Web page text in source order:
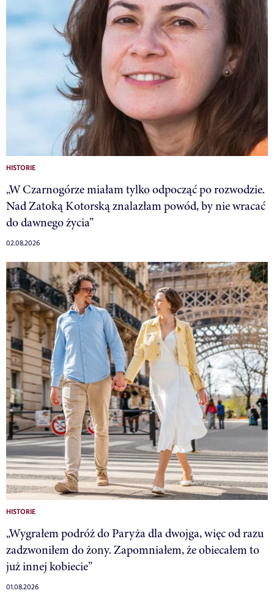
HISTORIE
„W Czarnogórze miałam tylko odpocząć po rozwodzie.
Nad Zatoką Kotorską znalazłam powód, by nie wracać
do dawnego życia”
02.08.2026
HISTORIE
„Wygrałem podróż do Paryża dla dwojga, więc od razu
zadzwoniłem do żony. Zapomniałem, że obiecałem to
już innej kobiecie”
01.08.2026